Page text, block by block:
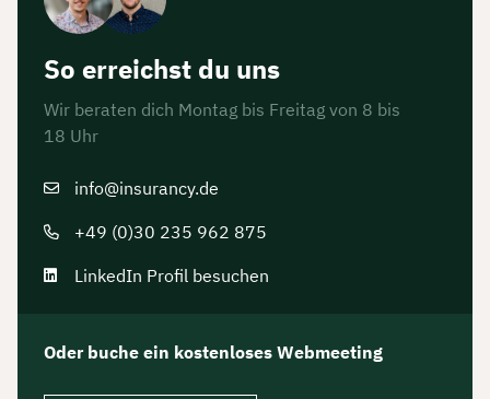
So erreichst du uns
Wir beraten dich Montag bis Freitag von 8 bis
18 Uhr
info@insurancy.de
+49 (0)30 235 962 875
LinkedIn Profil besuchen
Oder buche ein kostenloses Webmeeting